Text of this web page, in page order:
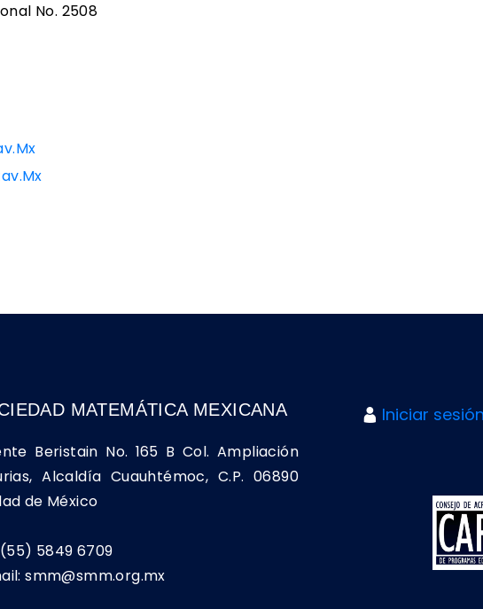
No. 2508
MATEMÁTICA MEXICANA
Beristain No. 165 B Col. Ampliación
Alcaldía Cuauhtémoc, C.P. 06890
de México
5849 6709
smm@smm.org.mx
Iniciar sesión